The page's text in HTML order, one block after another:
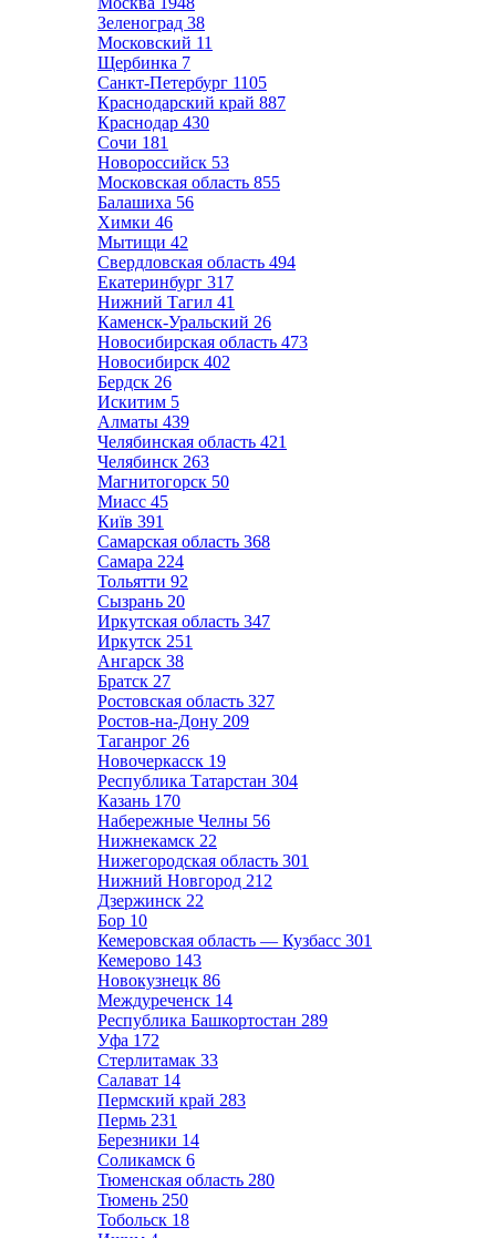
Зеленоград 38
Московский 11
Щербинка 7
Санкт-Петербург 1105
Краснодарский край 887
Краснодар 430
Сочи 181
Новороссийск 53
Московская область 855
Балашиха 56
Химки 46
Мытищи 42
Свердловская область 494
Екатеринбург 317
Нижний Тагил 41
Каменск-Уральский 26
Новосибирская область 473
Новосибирск 402
Бердск 26
Искитим 5
Алматы 439
Челябинская область 421
Челябинск 263
Магнитогорск 50
Миасс 45
Київ 391
Самарская область 368
Самара 224
Тольятти 92
Сызрань 20
Иркутская область 347
Иркутск 251
Ангарск 38
Братск 27
Ростовская область 327
Ростов-на-Дону 209
Таганрог 26
Новочеркасск 19
Республика Татарстан 304
Казань 170
Набережные Челны 56
Нижнекамск 22
Нижегородская область 301
Нижний Новгород 212
Дзержинск 22
Бор 10
Кемеровская область — Кузбасс 301
Кемерово 143
Новокузнецк 86
Междуреченск 14
Республика Башкортостан 289
Уфа 172
Стерлитамак 33
Салават 14
Пермский край 283
Пермь 231
Березники 14
Соликамск 6
Тюменская область 280
Тюмень 250
Тобольск 18